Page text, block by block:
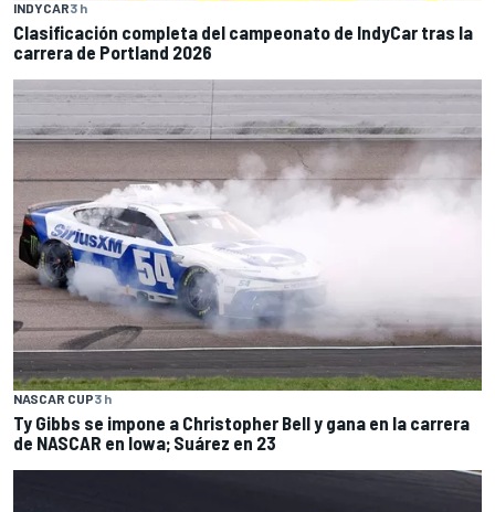
INDYCAR3 h
Clasificación completa del campeonato de IndyCar tras la
carrera de Portland 2026
NASCAR CUP3 h
Ty Gibbs se impone a Christopher Bell y gana en la carrera
de NASCAR en Iowa; Suárez en 23